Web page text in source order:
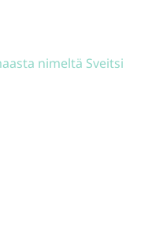
nimeltä Sveitsi